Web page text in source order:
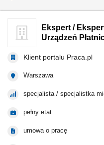
Ekspert /
Urządzeń
Klient portalu Praca.pl
Warszawa
specjalista / specjalistka
pełny etat
umowa o pracę